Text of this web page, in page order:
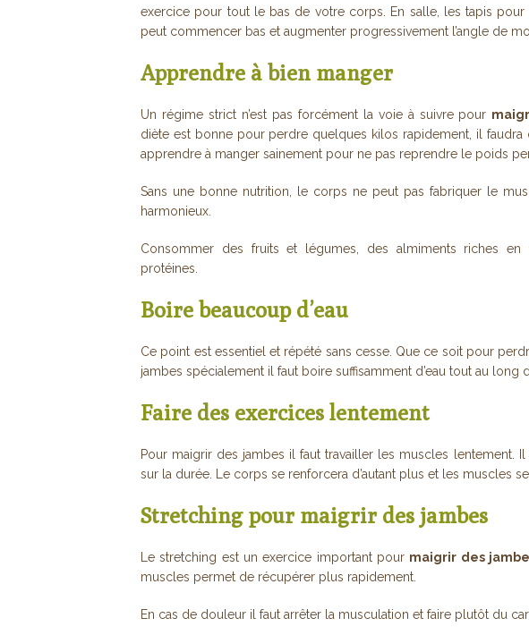
exercice pour tout le bas de votre corps. En salle, les tapis
peut commencer bas et augmenter progressivement l’angle de
Apprendre à bien manger
Un régime strict n’est pas forcément la voie à suivre pour
diète est bonne pour perdre quelques kilos rapidement, il faudra
apprendre à manger sainement pour ne pas reprendre le poids
Sans une bonne nutrition, le corps ne peut pas fabriquer le
harmonieux.
Consommer des fruits et légumes, des almiments riches
protéines.
Boire beaucoup d’eau
Ce point est essentiel et répété sans cesse. Que ce soit pour
jambes spécialement il faut boire suffisamment d’eau tout au long
Faire des exercices lentement
Pour maigrir des jambes il faut travailler les muscles lentement.
sur la durée. Le corps se renforcera d’autant plus et les muscles
Stretching pour maigrir des jambes
Le stretching est un exercice important pour maigrir des
muscles permet de récupérer plus rapidement.
En cas de douleur il faut arrêter la musculation et faire plutôt du